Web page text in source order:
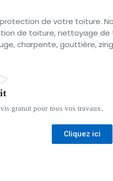
de votre toiture.
de toiture, nettoyage
charpente, gouttière,
gratuit pour tous vos travaux.
Cliquez ici